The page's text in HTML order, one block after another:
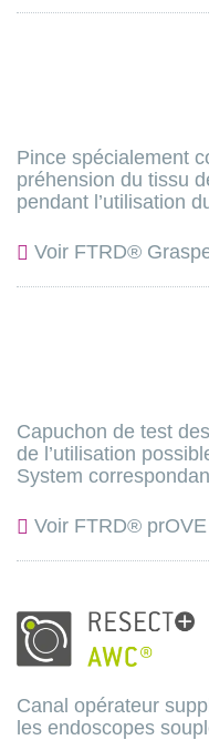
Pince spécialement
préhension du tissu
pendant l’utilisation
Voir FTRD®
Capuchon de test
de l’utilisation
System
Voir FTRD®
Canal opérateur
les endoscopes